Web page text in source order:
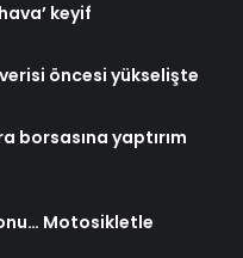
keyif
öncesi yükselişte
borsasına yaptırım
Motosikletle